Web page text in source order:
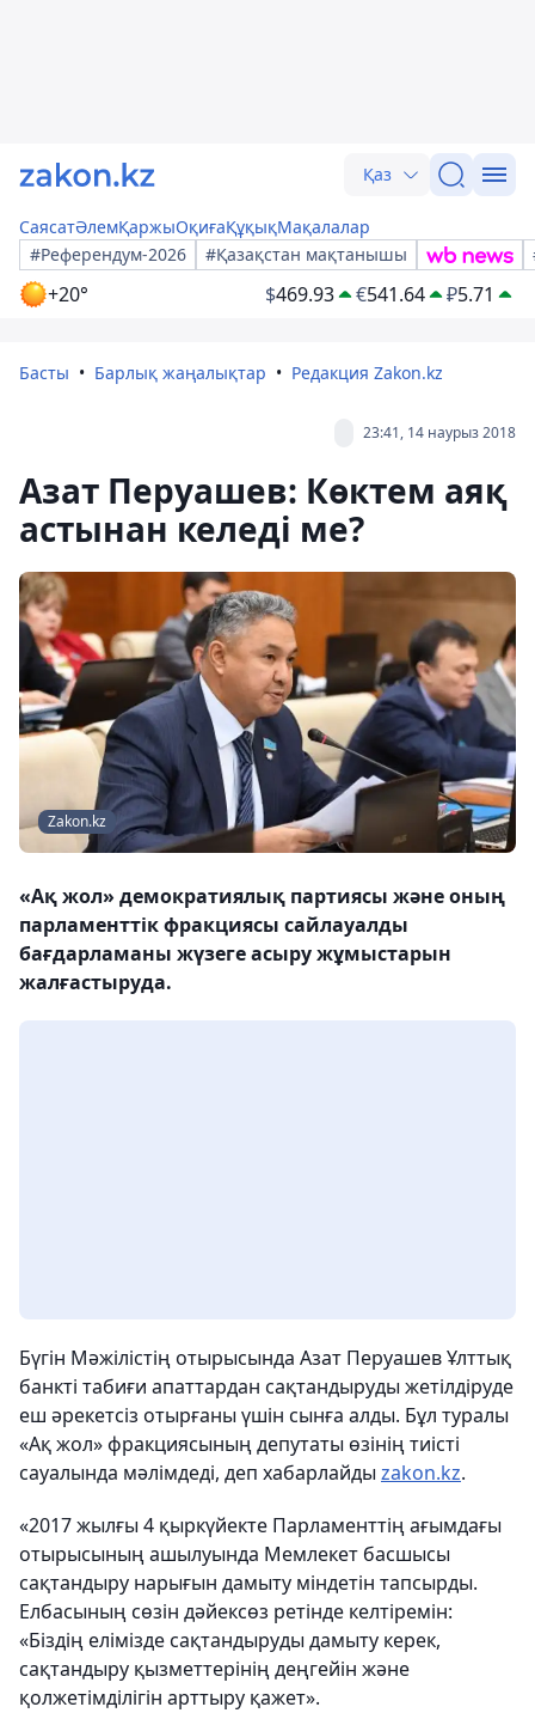
Қаз
СаясатӘлемҚаржыОқиғаҚұқықМақалалар
#Референдум-2026
#Қазақстан мақтанышы
+20° $469.93 €541.64 ₽5.71
Басты Барлық жаңалықтар Редакция Zakon.kz
23:41, 14 наурыз 2018
Азат Перуашев: Көктем аяқ
астынан келеді ме?
Zakon.kz
«Ақ жол» демократиялық партиясы және оның
парламенттік фракциясы сайлауалды
бағдарламаны жүзеге асыру жұмыстарын
жалғастыруда.
Бүгін Мәжілістің отырысында Азат Перуашев Ұлттық
банкті табиғи апаттардан сақтандыруды жетілдіруде
еш әрекетсіз отырғаны үшін сынға алды. Бұл туралы
«Ақ жол» фракциясының депутаты өзінің тиісті
сауалында мәлімдеді, деп хабарлайды zakon.kz.
«2017 жылғы 4 қыркүйекте Парламенттің ағымдағы
отырысының ашылуында Мемлекет басшысы
сақтандыру нарығын дамыту міндетін тапсырды.
Елбасының сөзін дәйексөз ретінде келтіремін:
«Біздің елімізде сақтандыруды дамыту керек,
сақтандыру қызметтерінің деңгейін және
қолжетімділігін арттыру қажет».